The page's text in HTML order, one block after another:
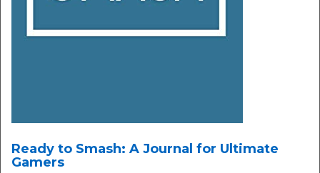
Ready to Smash: A Journal for Ultimate
Gamers